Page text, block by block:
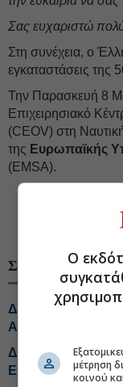
Σας ευχαριστώ
Στη συνέχεια, ο
εγκαταστάσεις
Την Παρασκευή 8
Επιχειρησιακό
(CEOV) στη
της Ευρωπαϊκής
(EMSA).
#Αμυντική
ΣΧΕΤΙΚΑ
Δένδιας: Πέντε
ΑΟΖ Ελλάδας-
Δένδιας:
Επιχειρήσεων με
Ο
μέτρηση
κοινού